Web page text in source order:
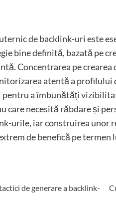
de backlink-uri este
bine definită, bazată pe
Concentrarea pe
atentă a
pentru a îmbunătăți
care necesită răbdare și
urile, iar construirea unor
de benefică pe termen
de generare a backlink-